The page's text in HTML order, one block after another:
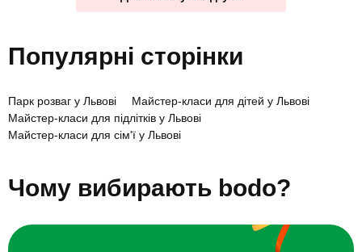
Популярні сторінки
Парк розваг у Львові
Майстер-класи для дітей у Львові
Майстер-класи для підлітків у Львові
Майстер-класи для сім'ї у Львові
Верхова їзда для дітей у Львові
Чому вибирають bodo?